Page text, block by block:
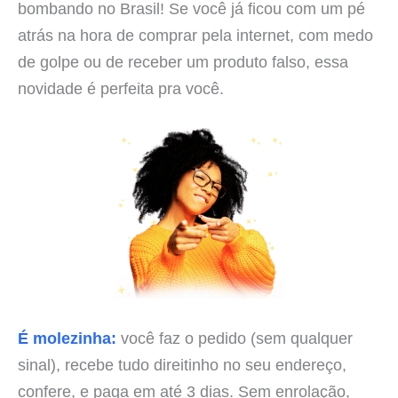
bombando no Brasil! Se você já ficou com um pé
atrás na hora de comprar pela internet, com medo
de golpe ou de receber um produto falso, essa
novidade é perfeita pra você.
É molezinha: você faz o pedido (sem qualquer
sinal), recebe tudo direitinho no seu endereço,
confere, e paga em até 3 dias. Sem enrolação,